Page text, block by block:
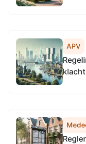
APV